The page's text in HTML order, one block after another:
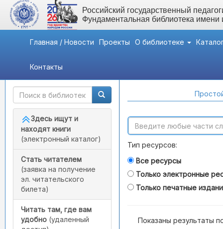
Российский государственный
Фундаментальная библиотека
Главная / Новости Проекты О библиотеке
Контакты
Быстрый доступ
Здесь ищут и
находят книги
(электронный каталог)
Стать читателем
(заявка на получение
эл. читательского
билета)
Читать там, где вам
удобно (удаленный
Тип ресурсов:
Все ресурсы
Только электронные
Только печатные
Показаны результаты